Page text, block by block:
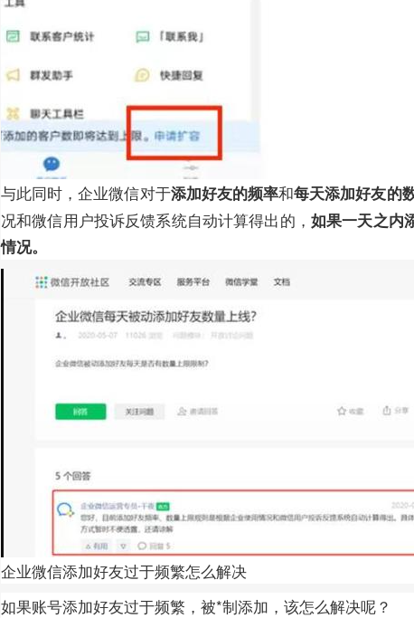
与此同时，企业微信对于添加好友的频率和每天添加好友的
况和微信用户投诉反馈系统自动计算得出的， 如果一天之内
情况。
企业微信添加好友过于频繁怎么解决
如果账号添加好友过于频繁，被*制添加，该怎么解决呢？